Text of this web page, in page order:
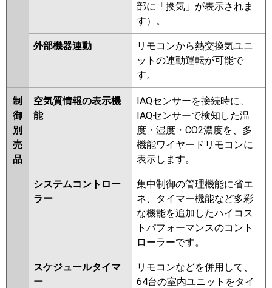
部に「換気」が表示されま
す）。
外部機器連動
リモコンから熱交換気ユニ
ットの連動運転が可能で
す。
制
御
別
売
品
空気質情報の表示機
能
IAQセンサーを接続時に、
IAQセンサーで検知した温
度・湿度・CO2濃度を、多
機能ワイヤードリモコンに
表示します。
システムコントロー
ラー
集中制御の管理機能に省エ
ネ、タイマー機能など多彩
な機能を追加したハイコス
トパフォーマンスのコント
ローラーです。
スケジュールタイマ
ー
リモコンなどを併用して、
64台の室内ユニットをタイ